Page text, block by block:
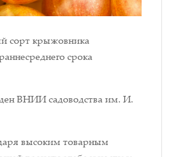
сорт крыжовника
срока
ВНИИ садоводства им. И.
высоким товарным